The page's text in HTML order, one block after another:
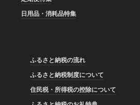
日用品・消耗品特集
ふるさと納税の流れ
ふるさと納税制度について
住民税・所得税の控除について